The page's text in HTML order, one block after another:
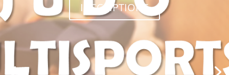
INSCRIPTIONS